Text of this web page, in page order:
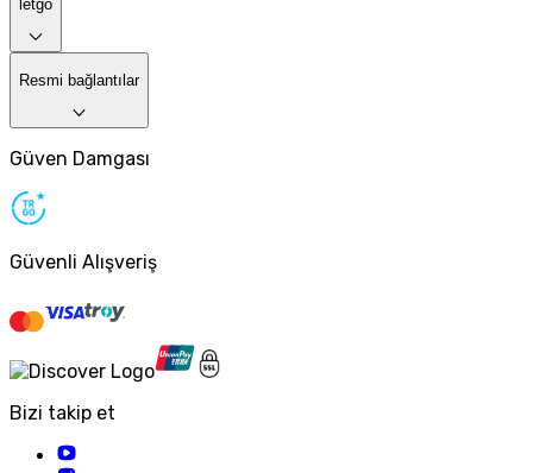
letgo
Resmi bağlantılar
Güven Damgası
Güvenli Alışveriş
Bizi takip et